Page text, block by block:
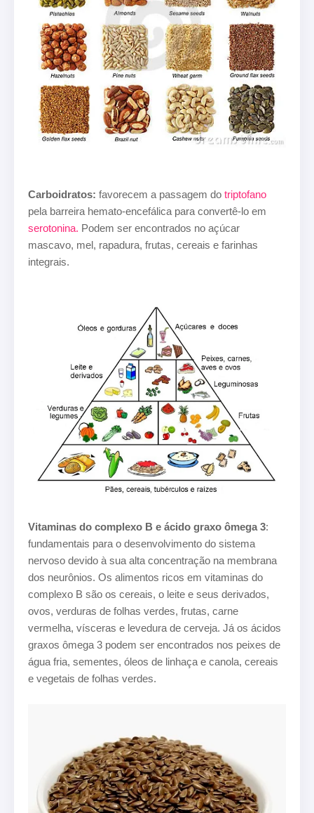
Carboidratos: favorecem a passagem do triptofano
pela barreira hemato-encefálica para convertê-lo em
serotonina. Podem ser encontrados no açúcar
mascavo, mel, rapadura, frutas, cereais e farinhas
integrais.
Vitaminas do complexo B e ácido graxo ômega 3:
fundamentais para o desenvolvimento do sistema
nervoso devido à sua alta concentração na membrana
dos neurônios. Os alimentos ricos em vitaminas do
complexo B são os cereais, o leite e seus derivados,
ovos, verduras de folhas verdes, frutas, carne
vermelha, vísceras e levedura de cerveja. Já os ácidos
graxos ômega 3 podem ser encontrados nos peixes de
água fria, sementes, óleos de linhaça e canola, cereais
e vegetais de folhas verdes.